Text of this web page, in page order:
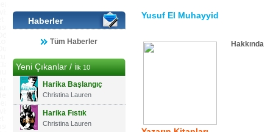
Haberler
Tüm Haberler
Yeni Çıkanlar /İlk 10
Harika Başlangıç
Christina Lauren
Harika Fıstık
Christina Lauren
Yusuf El Muhayyid
Hakkında